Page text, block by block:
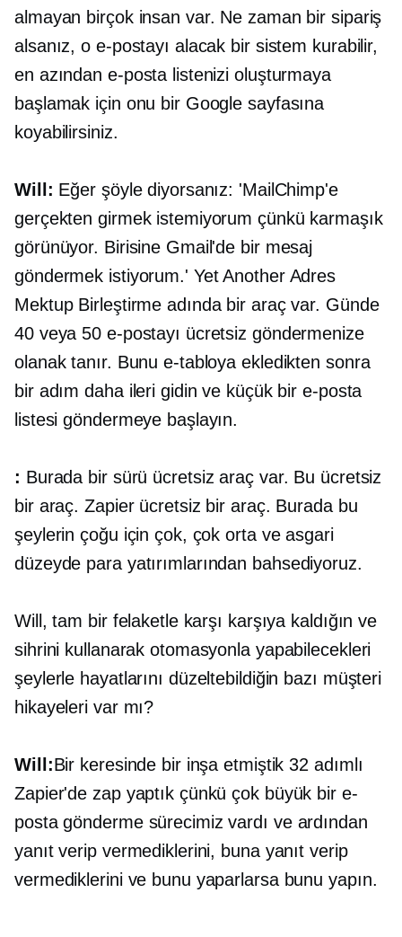
almayan birçok insan var. Ne zaman bir sipariş
alsanız, o e-postayı alacak bir sistem kurabilir,
en azından e-posta listenizi oluşturmaya
başlamak için onu bir Google sayfasına
koyabilirsiniz.
Will: Eğer şöyle diyorsanız: 'MailChimp'e
gerçekten girmek istemiyorum çünkü karmaşık
görünüyor. Birisine Gmail'de bir mesaj
göndermek istiyorum.' Yet Another Adres
Mektup Birleştirme adında bir araç var. Günde
40 veya 50 e-postayı ücretsiz göndermenize
olanak tanır. Bunu e-tabloya ekledikten sonra
bir adım daha ileri gidin ve küçük bir e-posta
listesi göndermeye başlayın.
: Burada bir sürü ücretsiz araç var. Bu ücretsiz
bir araç. Zapier ücretsiz bir araç. Burada bu
şeylerin çoğu için çok, çok orta ve asgari
düzeyde para yatırımlarından bahsediyoruz.
Will, tam bir felaketle karşı karşıya kaldığın ve
sihrini kullanarak otomasyonla yapabilecekleri
şeylerle hayatlarını düzeltebildiğin bazı müşteri
hikayeleri var mı?
Will:Bir keresinde bir inşa etmiştik32 adımlı
Zapier'de zap yaptık çünkü çok büyük bir e-
posta gönderme sürecimiz vardı ve ardından
yanıt verip vermediklerini, buna yanıt verip
vermediklerini ve bunu yaparlarsa bunu yapın.